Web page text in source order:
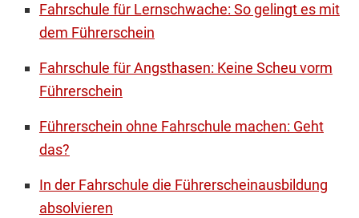
Fahrschule für Lernschwache: So gelingt es mit
dem Führerschein
Fahrschule für Angsthasen: Keine Scheu vorm
Führerschein
Führerschein ohne Fahrschule machen: Geht
das?
In der Fahrschule die Führerscheinausbildung
absolvieren